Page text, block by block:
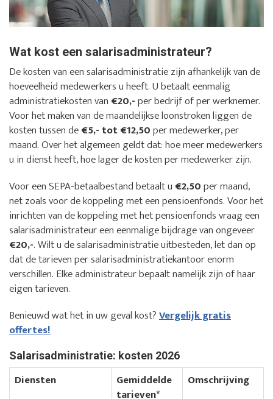
Wat kost een salarisadministrateur?
De kosten van een salarisadministratie zijn afhankelijk van de
hoeveelheid medewerkers u heeft. U betaalt eenmalig
administratiekosten van €20,-per bedrijf of per werknemer.
Voor het maken van de maandelijkse loonstroken liggen de
kosten tussen de€5,- tot €12,50per medewerker, per
maand. Over het algemeen geldt dat: hoe meer medewerkers
u in dienst heeft, hoe lager de kosten per medewerker zijn.
Voor een SEPA-betaalbestand betaalt u €2,50per maand,
net zoals voor de koppeling met een pensioenfonds. Voor het
inrichten van de koppeling met het pensioenfonds vraag een
salarisadministrateur een eenmalige bijdrage van ongeveer
€20,-. Wilt u de salarisadministratie uitbesteden, let dan op
dat de tarieven per salarisadministratiekantoor enorm
verschillen. Elke administrateur bepaalt namelijk zijn of haar
eigen tarieven.
Benieuwd wat het in uw geval kost?Vergelijk gratis
offertes!
Salarisadministratie: kosten 2026
Diensten
Gemiddelde
tarieven*
Omschrijving